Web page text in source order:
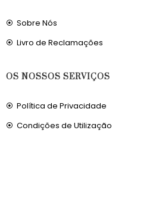
Sobre Nós
Livro de Reclamações
OS NOSSOS SERVIÇOS
Política de Privacidade
Condições de Utilização